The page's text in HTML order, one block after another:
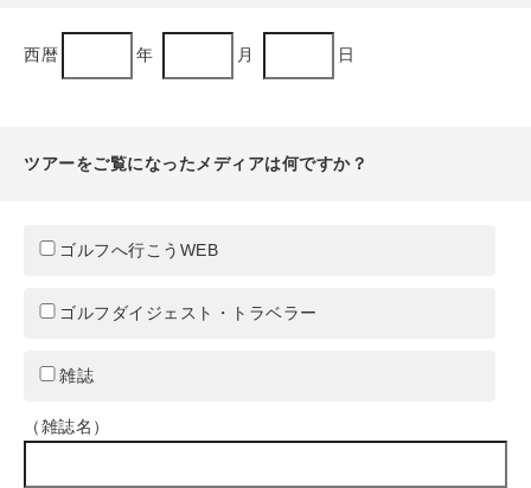
西暦 年 月 日
ツアーをご覧になったメディアは何ですか？
ゴルフへ行こうWEB
ゴルフダイジェスト・トラベラー
雑誌
（雑誌名）